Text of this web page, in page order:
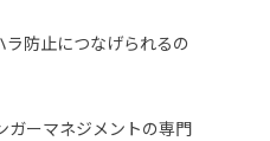
防止につなげられるの
ガーマネジメントの専門